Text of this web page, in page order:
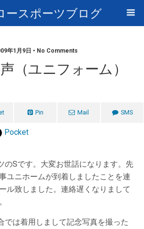
ースポーツブログ
年1月9日 • No Comments
（ユニフォーム）
Pin Mail SMS
Pocket
Sです。大変お世話になります。先
ユニホームが到着しましたことを連
ル致しました。連絡遅くなりまして
は着用しまして記念写真を撮った